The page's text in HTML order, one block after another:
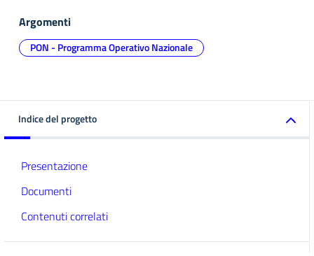
Argomenti
PON - Programma Operativo Nazionale
Indice del progetto
Presentazione
Documenti
Contenuti correlati